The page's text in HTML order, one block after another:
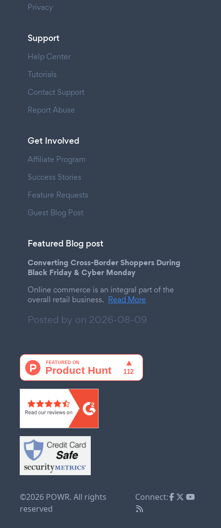
Privacy
Support
Help Center
Tutorials
Contact Support
Report Abuse
Get Involved
Affiliate Program
Success Stories
Feature Requests
Guest Blog Post
Featured Blog post
Converting Cross-Border Shoppers During
Black Friday & Cyber Monday
Online commerce is an integral part of the
overall retail business. Read More
Posted by on 2026-08-09
©2026 POWR. All rights
reserved
Connect: